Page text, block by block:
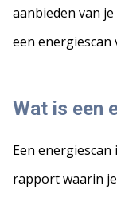
aanbieden van
een energiescan
Wat is een
Een
rapport waarin